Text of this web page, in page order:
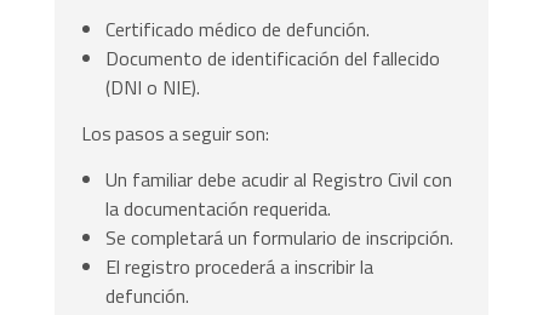
Certificado médico de defunción.
Documento de identificación del fallecido
(DNI o NIE).
Los pasos a seguir son:
Un familiar debe acudir al Registro Civil con
la documentación requerida.
Se completará un formulario de inscripción.
El registro procederá a inscribir la
defunción.